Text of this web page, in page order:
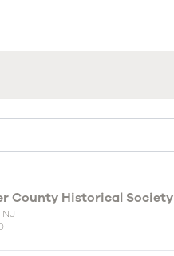
County Historical Society
NJ